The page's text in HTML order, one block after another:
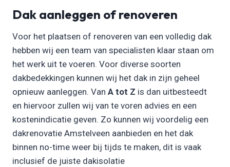
Dak aanleggen of renoveren
Voor het plaatsen of renoveren van een volledig dak
hebben wij een team van specialisten klaar staan om
het werk uit te voeren. Voor diverse soorten
dakbedekkingen kunnen wij het dak in zijn geheel
opnieuw aanleggen. Van A tot Z is dan uitbesteedt
en hiervoor zullen wij van te voren advies en een
kostenindicatie geven. Zo kunnen wij voordelig een
dakrenovatie Amstelveen aanbieden en het dak
binnen no-time weer bij tijds te maken, dit is vaak
inclusief de juiste dakisolatie